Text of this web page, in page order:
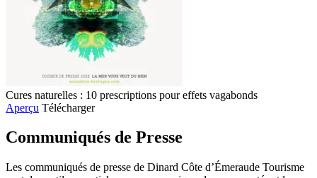
Cures naturelles : 10 prescriptions pour effets vagabonds
Aperçu Télécharger
Communiqués de Presse
Les communiqués de presse de Dinard Côte d’Émeraude Tourisme